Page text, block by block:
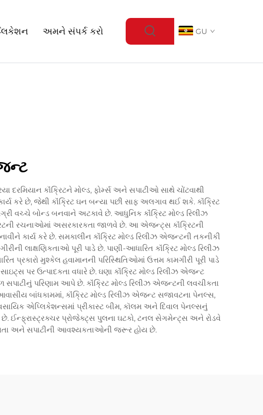
અમને સંપર્ક કરો GU
કૉંક્રિટને મોલ્ડ, ફોર્મ્સ અને સપાટીઓ સાથે ચોંટવાથી
કરે છે, જેથી કૉંક્રિટ ઘન બન્યા પછી સાફ અલગાવ થઈ શકે. કૉંક્રિટ
વચ્ચે બોન્ડ બનવાને અટકાવે છે. આધુનિક કૉંક્રિટ મોલ્ડ રિલીઝ
રચનાઓમાં અસરકારકતા જાળવે છે. આ એજન્ટ્સ કૉંક્રિટની
કાર્ય કરે છે. સમકાલીન કૉંક્રિટ મોલ્ડ રિલીઝ એજન્ટની તકનીકી
લાક્ષણિકતાઓ પૂરી પાડે છે. પાણી-આધારિત કૉંક્રિટ મોલ્ડ રિલીઝ
મુશ્કેલ હવામાનની પરિસ્થિતિઓમાં ઉત્તમ કામગીરી પૂરી પાડે
પર ઉત્પાદકતા વધારે છે. ઘણા કૉંક્રિટ મોલ્ડ રિલીઝ એજન્ટ
પરિણામ આપે છે. કૉંક્રિટ મોલ્ડ રિલીઝ એજન્ટની લવચીકતા
બાંધકામમાં, કૉંક્રિટ મોલ્ડ રિલીઝ એજન્ટ સજાવટના પેનલ્સ,
એપ્લિકેશન્સમાં પ્રીકાસ્ટ બીમ, કૉલમ અને દિવાલ પેનલ્સનું
છે. ઈન્ફ્રાસ્ટ્રક્ચર પ્રોજેક્ટ્સ પુલના ઘટકો, ટનલ સેગમેન્ટ્સ અને રોડવે
અને સપાટીની આવશ્યકતાઓની જરૂર હોય છે.